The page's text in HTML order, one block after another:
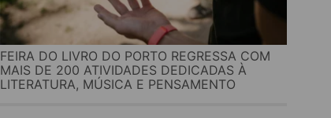
FEIRA DO LIVRO DO PORTO REGRESSA COM
MAIS DE 200 ATIVIDADES DEDICADAS À
LITERATURA, MÚSICA E PENSAMENTO